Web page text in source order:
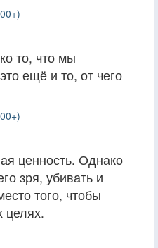
то, что мы
ещё и то, от чего
ценность. Однако
зря, убивать и
того, чтобы
целях.